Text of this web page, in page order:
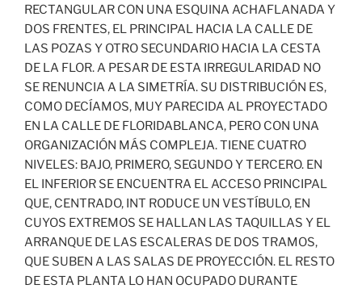
RECTANGULAR CON UNA ESQUINA ACHAFLANADA Y
DOS FRENTES, EL PRINCIPAL HACIA LA CALLE DE
LAS POZAS Y OTRO SECUNDARIO HACIA LA CESTA
DE LA FLOR. A PESAR DE ESTA IRREGULARIDAD NO
SE RENUNCIA A LA SIMETRÍA. SU DISTRIBUCIÓN ES,
COMO DECÍAMOS, MUY PARECIDA AL PROYECTADO
EN LA CALLE DE FLORIDABLANCA, PERO CON UNA
ORGANIZACIÓN MÁS COMPLEJA. TIENE CUATRO
NIVELES: BAJO, PRIMERO, SEGUNDO Y TERCERO. EN
EL INFERIOR SE ENCUENTRA EL ACCESO PRINCIPAL
QUE, CENTRADO, INT RODUCE UN VESTÍBULO, EN
CUYOS EXTREMOS SE HALLAN LAS TAQUILLAS Y EL
ARRANQUE DE LAS ESCALERAS DE DOS TRAMOS,
QUE SUBEN A LAS SALAS DE PROYECCIÓN. EL RESTO
DE ESTA PLANTA LO HAN OCUPADO DURANTE